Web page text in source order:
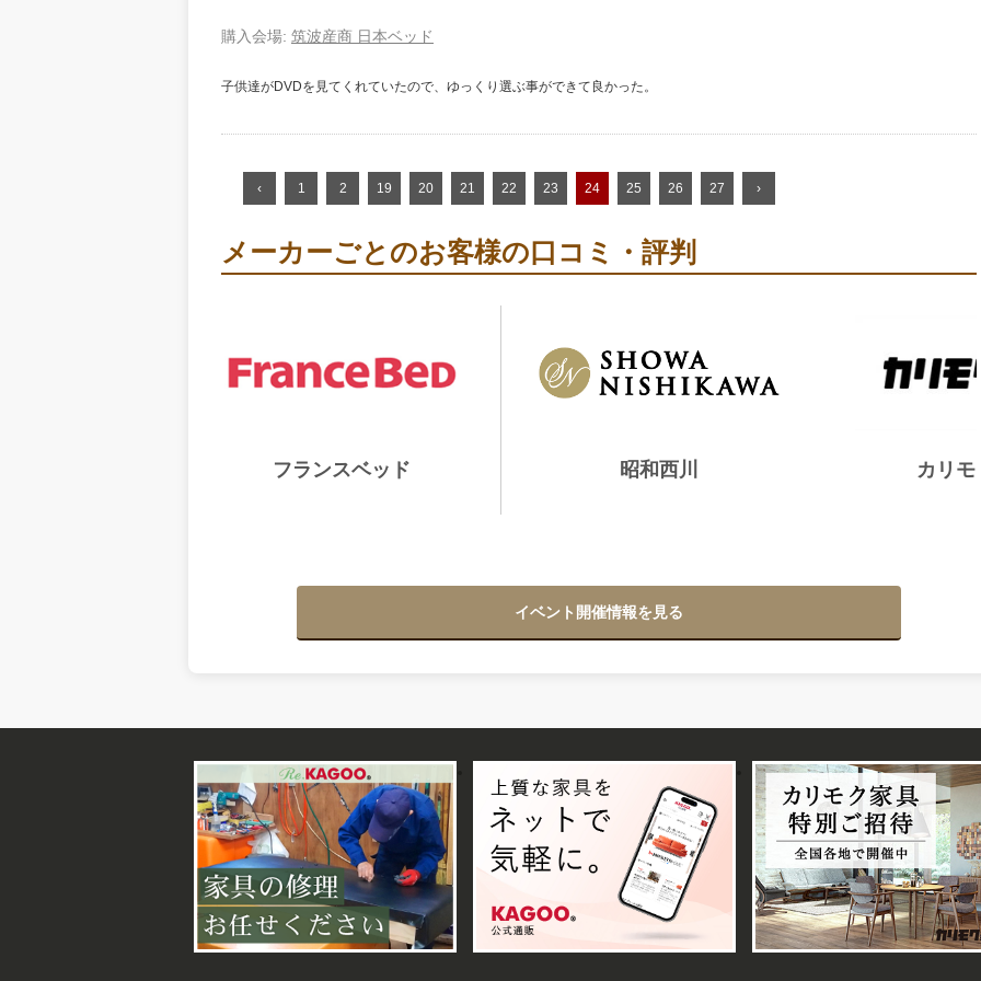
購入会場: 筑波産商 日本ベッド
子供達がDVDを見てくれていたので、ゆっくり選ぶ事ができて良かった。
‹ 1 2 19 20 21 22 23 24 25 26 27 ›
メーカーごとのお客様の口コミ・評判
フランスベッド 昭和西川 カリモ
イベント開催情報を見る